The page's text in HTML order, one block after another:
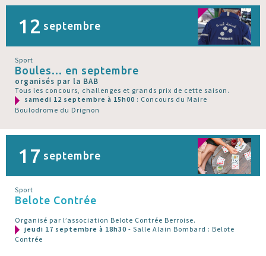
12 septembre
Sport
Boules... en septembre
organisés par la BAB
Tous les concours, challenges et grands prix de cette saison.
samedi 12 septembre à 15h00 : Concours du Maire
Boulodrome du Drignon
17 septembre
Sport
Belote Contrée
Organisé par l’association Belote Contrée Berroise.
jeudi 17 septembre à 18h30 - Salle Alain Bombard : Belote
Contrée